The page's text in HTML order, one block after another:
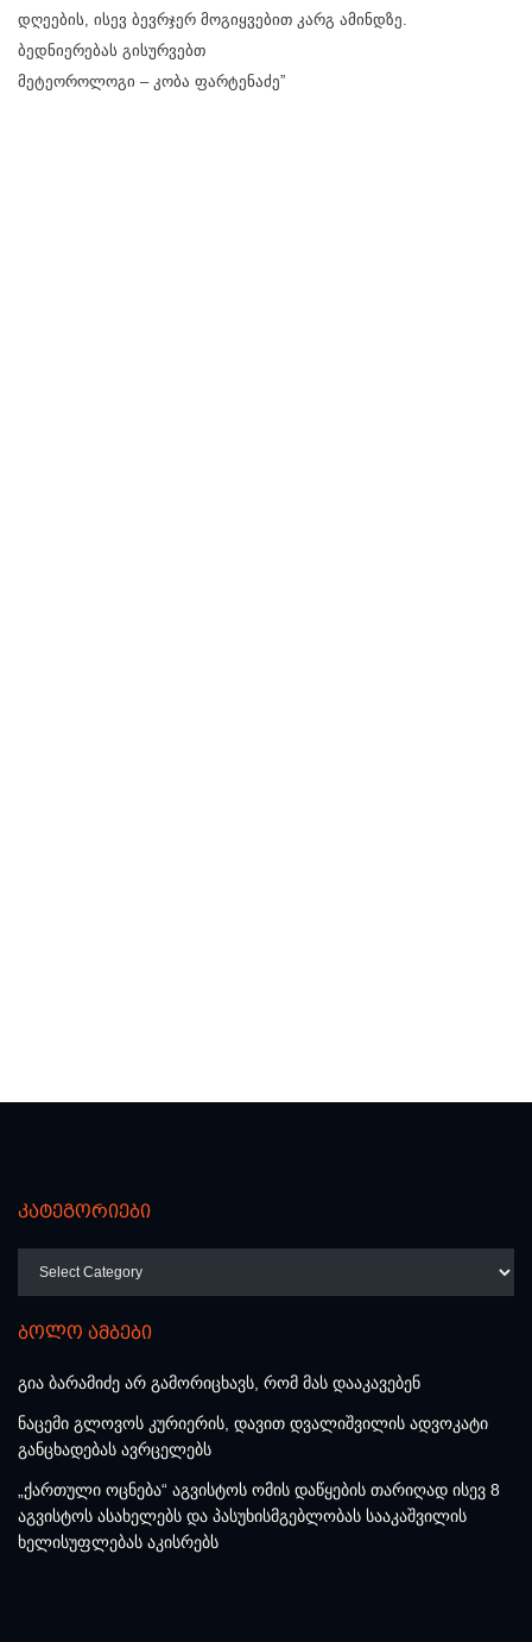
დღეების, ისევ ბევრჯერ მოგიყვებით კარგ ამინდზე.
ბედნიერებას გისურვებთ
მეტეოროლოგი – კობა ფარტენაძე”
კატეგორიები
ბოლო ამბები
გია ბარამიძე არ გამორიცხავს, რომ მას დააკავებენ
ნაცემი გლოვოს კურიერის, დავით დვალიშვილის ადვოკატი
განცხადებას ავრცელებს
„ქართული ოცნება“ აგვისტოს ომის დაწყების თარიღად ისევ 8
აგვისტოს ასახელებს და პასუხისმგებლობას სააკაშვილის
ხელისუფლებას აკისრებს